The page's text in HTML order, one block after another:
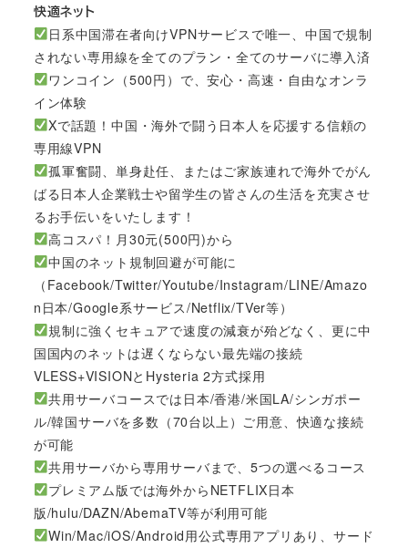
快適ネット
日系中国滞在者向けVPNサービスで唯一、中国で規制
されない専用線を全てのプラン・全てのサーバに導入済
ワンコイン（500円）で、安心・高速・自由なオンラ
イン体験
Xで話題！中国・海外で闘う日本人を応援する信頼の
専用線VPN
孤軍奮闘、単身赴任、またはご家族連れで海外でがん
ばる日本人企業戦士や留学生の皆さんの生活を充実させ
るお手伝いをいたします！
高コスパ！月30元(500円)から
中国のネット規制回避が可能に
（Facebook/Twitter/Youtube/Instagram/LINE/Amazo
n日本/Google系サービス/Netflix/TVer等）
規制に強くセキュアで速度の減衰が殆どなく、更に中
国国内のネットは遅くならない最先端の接続
VLESS+VISIONとHysteria 2方式採用
共用サーバコースでは日本/香港/米国LA/シンガポー
ル/韓国サーバを多数（70台以上）ご用意、快適な接続
が可能
共用サーバから専用サーバまで、5つの選べるコース
プレミアム版では海外からNETFLIX日本
版/hulu/DAZN/AbemaTV等が利用可能
Win/Mac/iOS/Android用公式専用アプリあり、サード